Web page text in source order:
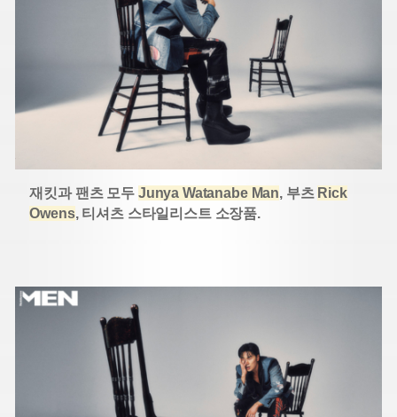
재킷과 팬츠 모두 Junya Watanabe Man, 부츠 Rick
Owens, 티셔츠 스타일리스트 소장품.